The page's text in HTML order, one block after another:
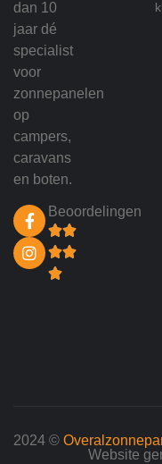
dan 10
jaar dé
specialist
voor
zonnepanelen
op
campers,
caravans
en boten.
Beoordelingen
2024 ©
Website